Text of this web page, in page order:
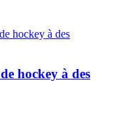
hockey à des